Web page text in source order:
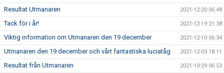
Resultat Utmanaren 2021-12-20 06:48
Tack för i år! 2021-12-19 21:38
Viktig information om Utmanaren den 19 december 2021-12-10 06:34
Utmanaren den 19 december och vårt fantastiska luciatåg 2021-12-03 18:11
Resultat från Utmanaren 2021-10-29 06:53